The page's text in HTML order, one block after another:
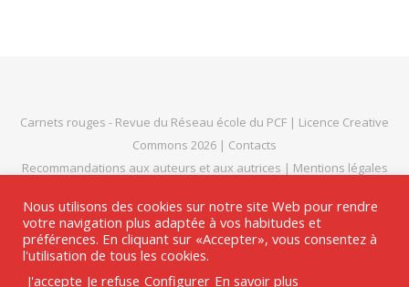
Carnets rouges - Revue du Réseau école du PCF | Licence Creative
Commons 2026 | Contacts
Recommandations aux auteurs et aux autrices | Mentions légales
HAUT DE PAGE
Nous utilisons des cookies sur notre site Web pour rendre
votre navigation plus adaptée à vos habitudes et
préférences. En cliquant sur «Accepter», vous consentez à
l'utilisation de tous les cookies.
J'accepte Je refuse Configurer En savoir plus